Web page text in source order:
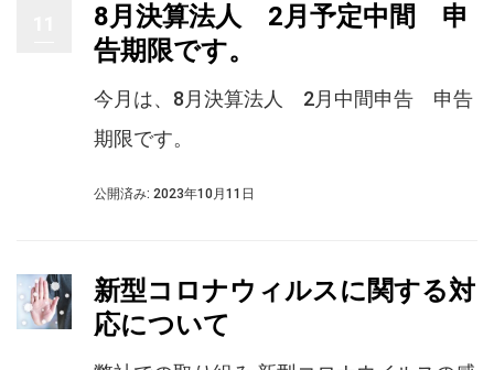
8月決算法人 2月予定中間 申
告期限です。
今月は、8月決算法人 2月中間申告 申告
期限です。
公開済み: 2023年10月11日
新型コロナウィルスに関する対
応について